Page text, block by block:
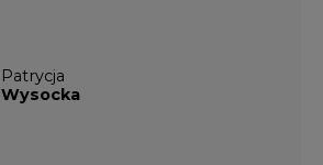
Patrycja
Wysocka